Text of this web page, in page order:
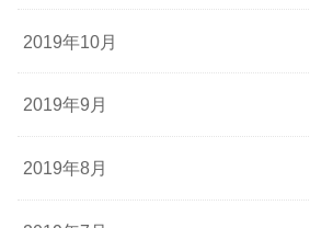
2019年10月
2019年9月
2019年8月